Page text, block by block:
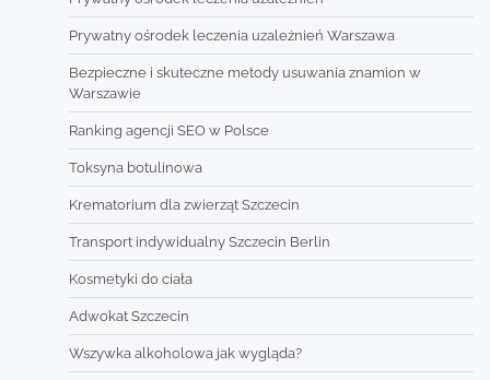
Prywatny ośrodek leczenia uzależnień Warszawa
Bezpieczne i skuteczne metody usuwania znamion w
Warszawie
Ranking agencji SEO w Polsce
Toksyna botulinowa
Krematorium dla zwierząt Szczecin
Transport indywidualny Szczecin Berlin
Kosmetyki do ciała
Adwokat Szczecin
Wszywka alkoholowa jak wygląda?